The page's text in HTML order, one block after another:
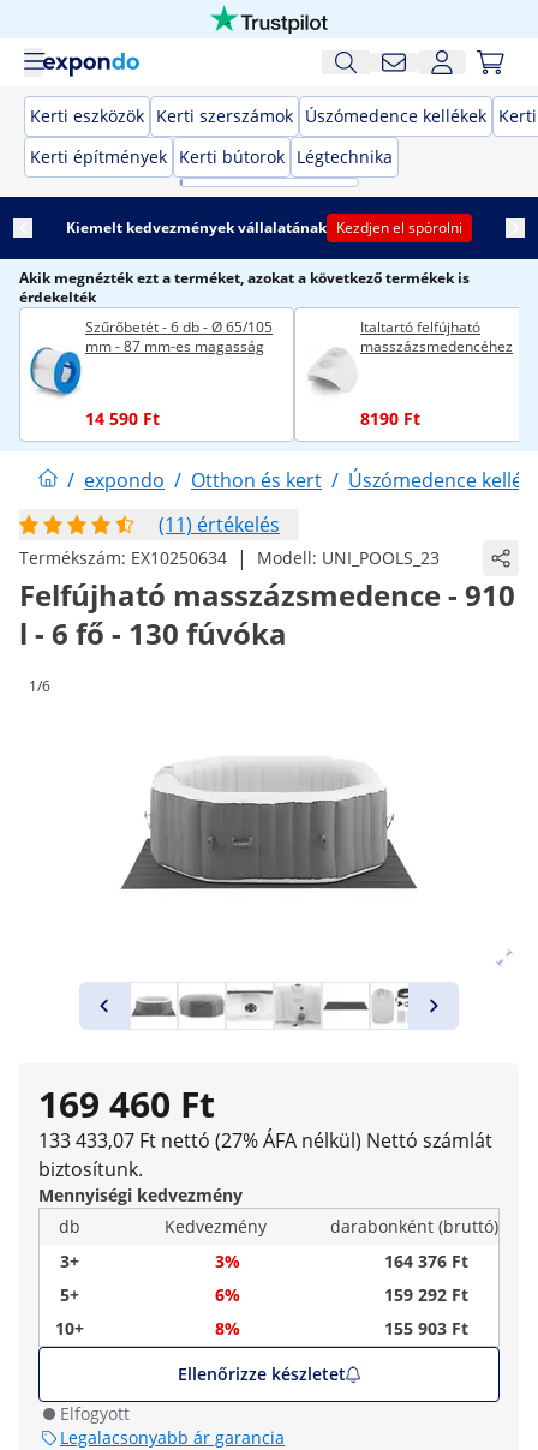
Kerti eszközök Kerti szerszámok Úszómedence kellékek
Kerti építmények Kerti bútorok Légtechnika
Kiemelt kedvezmények vállalatának Kezdjen el spórolni
Akik megnézték ezt a terméket, azokat a következő termékek is
érdekelték
Szűrőbetét - 6 db - Ø 65/105
mm - 87 mm-es magasság
14 590 Ft
Italtartó felfújható
masszázsmedencéhez
8190 Ft
/ expondo / Otthon és kert / Úszómedence
(11) értékelés
Termékszám: EX10250634 | Modell: UNI_POOLS_23
Felfújható masszázsmedence - 910
l - 6 fő - 130 fúvóka
1/6
169 460 Ft
133 433,07 Ft nettó (27% ÁFA nélkül) Nettó számlát
biztosítunk.
Mennyiségi kedvezmény
db
Kedvezmény
darabonként (bruttó)
3+
3%
164 376 Ft
5+
6%
159 292 Ft
10+
8%
155 903 Ft
Ellenőrizze készletet
Elfogyott
Legalacsonyabb ár garancia